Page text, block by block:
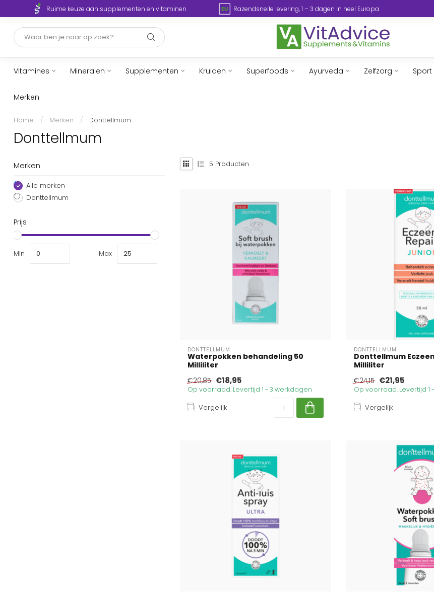
Ruime keuze aan supplementen en vitaminen Razendsnelle levering, 1 – 3 dagen in heel Europa
Vitamines Mineralen Supplementen Kruiden Superfoods Ayurveda Zelfzorg Sport
Merken
Home / Merken / Donttellmum
Donttellmum
Merken
Alle merken
Donttellmum
Prijs
Min Max
5 Producten
DONTTELLMUM
Waterpokken behandeling 50
Milliliter
€20,85 €18,95
Op voorraad. Levertijd 1 - 3 werkdagen
Vergelijk
DONTTELLMUM
Donttellmum
Milliliter
€24,15 €21,95
Op voorraad. Levertijd 1
Vergelijk